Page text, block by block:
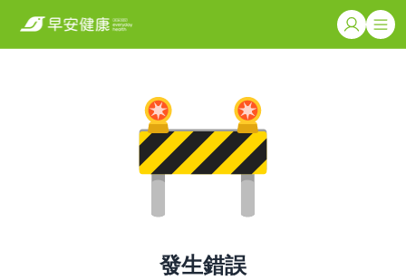
發生錯誤